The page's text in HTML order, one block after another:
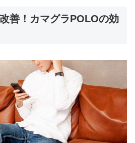
善！カマグラPOLOの効